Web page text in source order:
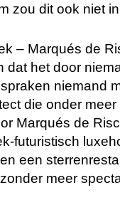
zou dit ook niet
– Marqués de
dat het door
niemand
die onder
Marqués de
futuristisch
een
meer